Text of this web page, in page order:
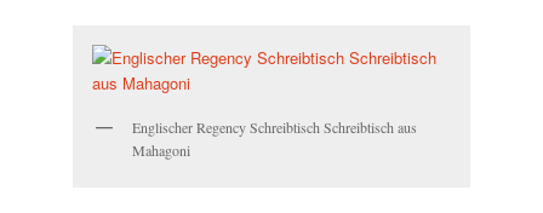
Englischer Regency Schreibtisch Schreibtisch aus
Mahagoni